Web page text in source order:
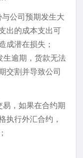
公司预期发生大
出的成本支出可
成潜在损失；
生逾期，货款无法
交割并导致公司
，如果在合约期
执行外汇合约，